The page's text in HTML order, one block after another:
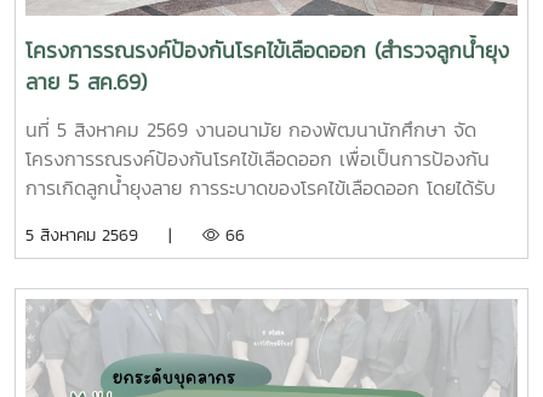
โครงการรณรงค์ป้องกันโรคไข้เลือดออก (สำรวจลูกน้ำยุง
ลาย 5 สค.69)
นที่ 5 สิงหาคม 2569 งานอนามัย กองพัฒนานักศึกษา จัด
โครงการรณรงค์ป้องกันโรคไข้เลือดออก เพื่อเป็นการป้องกัน
การเกิดลูกน้ำยุงลาย การระบาดของโรคไข้เลือดออก โดยได้รับ
นักศึกษาจิตอาสา ร่วมกันสำรวจทำลายแหล่งเพาะพันธุ์ยุงลาย
มหาวิทยาลัยแม่โจ้ ทั้งนี้ได้รับความอนุเคราะห์รถรับนักศึกษาจาก
กองกายภาพและสิ่งแวดล้อม
5 สิงหาคม 2569 | 66